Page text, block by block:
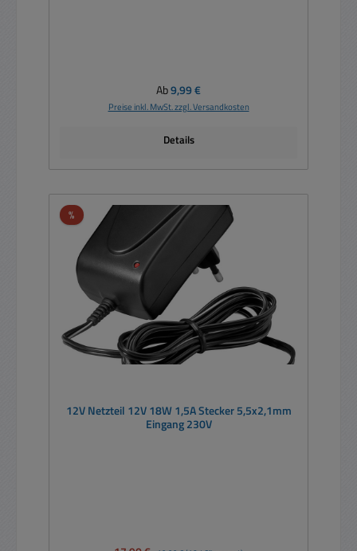
Regulärer Preis:
Ab9,99 €
Preise inkl. MwSt. zzgl. Versandkosten
Details
%Rabatt
12V Netzteil 12V 18W 1,5A Stecker 5,5x2,1mm
Eingang 230V